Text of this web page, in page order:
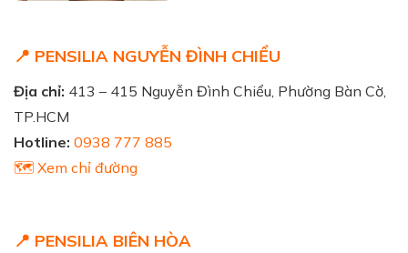
📍 PENSILIA NGUYỄN ĐÌNH CHIỂU
Địa chỉ: 413 – 415 Nguyễn Đình Chiểu, Phường Bàn Cờ,
TP.HCM
Hotline: 0938 777 885
🗺️ Xem chỉ đường
📍 PENSILIA BIÊN HÒA